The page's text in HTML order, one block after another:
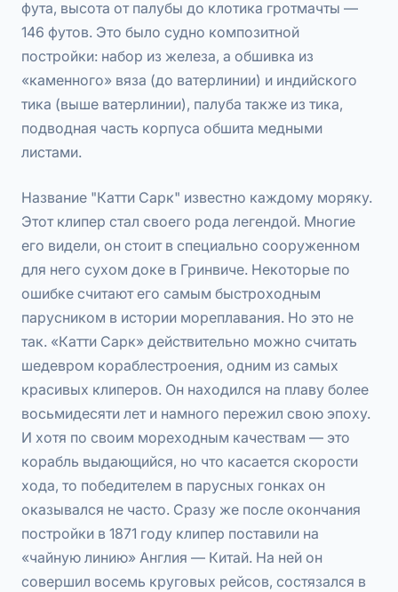
фута, высота от палубы до клотика гротмачты —
146 футов. Это было судно композитной
постройки: набор из железа, а обшивка из
«каменного» вяза (до ватерлинии) и индийского
тика (выше ватерлинии), палуба также из тика,
подводная часть корпуса обшита медными
листами.
Название "Катти Сарк" известно каждому моряку.
Этот клипер стал своего рода легендой. Многие
его видели, он стоит в специально сооруженном
для него сухом доке в Гринвиче. Некоторые по
ошибке считают его самым быстроходным
парусником в истории мореплавания. Но это не
так. «Катти Сарк» действительно можно считать
шедевром кораблестроения, одним из самых
красивых клиперов. Он находился на плаву более
восьмидесяти лет и намного пережил свою эпоху.
И хотя по своим мореходным качествам — это
корабль выдающийся, но что касается скорости
хода, то победителем в парусных гонках он
оказывался не часто. Сразу же после окончания
постройки в 1871 году клипер поставили на
«чайную линию» Англия — Китай. На ней он
совершил восемь круговых рейсов, состязался в